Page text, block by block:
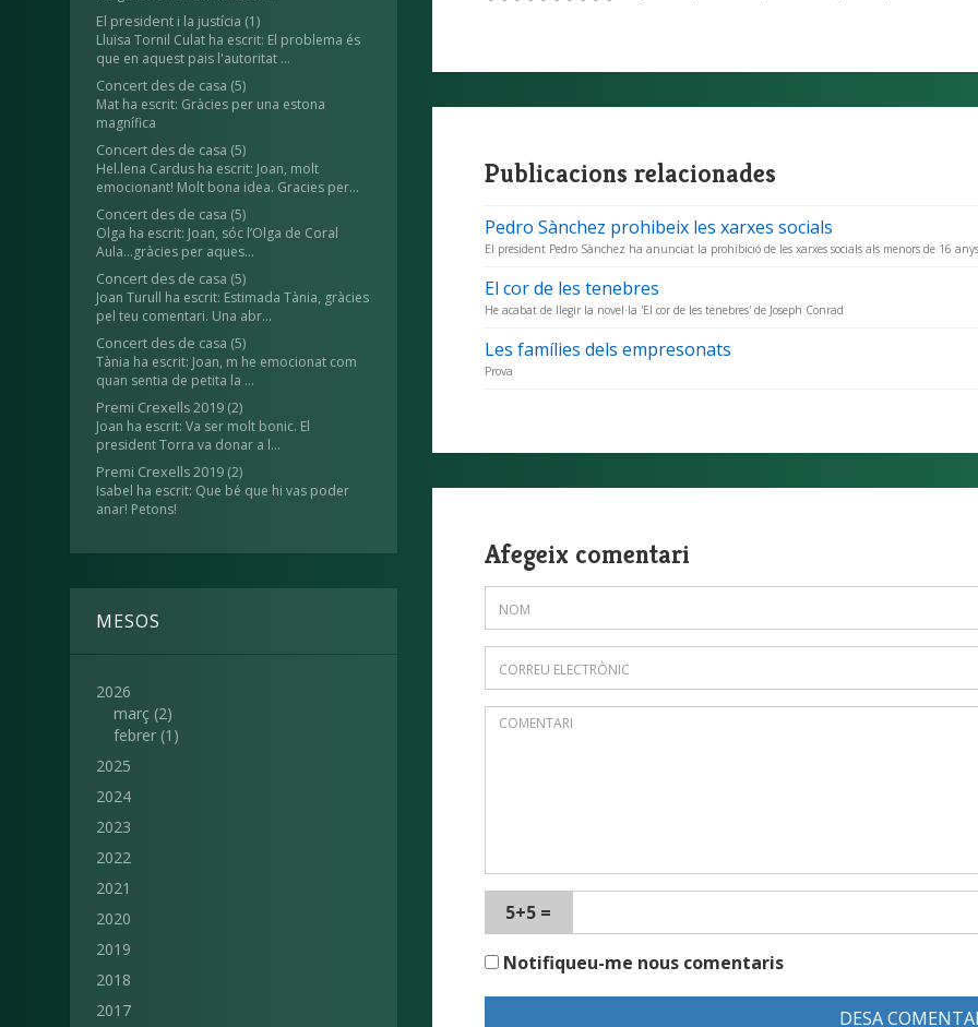
El president i la justícia (1)
Lluïsa Tornil Culat ha escrit: El problema és
que en aquest pais l'autoritat ...
Concert des de casa (5)
Mat ha escrit: Gràcies per una estona
magnífica
Concert des de casa (5)
Hel.lena Cardus ha escrit: Joan, molt
emocionant! Molt bona idea. Gracies per...
Concert des de casa (5)
Olga ha escrit: Joan, sóc l’Olga de Coral
Aula...gràcies per aques...
Concert des de casa (5)
Joan Turull ha escrit: Estimada Tània, gràcies
pel teu comentari. Una abr...
Concert des de casa (5)
Tània ha escrit: Joan, m he emocionat com
quan sentia de petita la ...
Premi Crexells 2019 (2)
Joan ha escrit: Va ser molt bonic. El
president Torra va donar a l...
Premi Crexells 2019 (2)
Isabel ha escrit: Que bé que hi vas poder
anar! Petons!
MESOS
2026
març (2)
febrer (1)
2025
2024
2023
2022
2021
2020
2019
2018
2017
Publicacions relacionades
Pedro Sànchez prohibeix les xarxes socials
El president Pedro Sànchez ha anunciat la prohibició de les xarxes socials als menors de 16
El cor de les tenebres
He acabat de llegir la novel·la 'El cor de les tenebres' de Joseph Conrad
Les famílies dels empresonats
Prova
Afegeix comentari
5+5 =
Notifiqueu-me nous comentaris